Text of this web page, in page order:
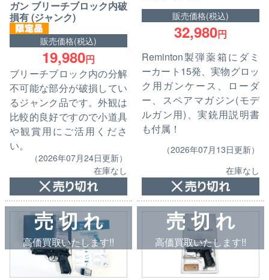
ガン ブリーチブロック内破
損有 (ジャンク)
販売価格(税込)
19,980円
ブリーチブロック内の分解
不可能な部分が破損してい
るジャンク品です。外観は
比較的良好ですので小道具
や観賞用にご活用くださ
い。
（2026年07月24日更新）
在庫なし
販売価格(税込)
32,980円
Reminton製弾薬箱にダミ
ーカート15発、実物グロッ
ク用ガンケース、ローダ
ー、スペアマガジン(モデ
ルガン用)、実銃用説明書
も付属！
（2026年07月13日更新）
在庫なし
売 切 れ
高価買取いたします!!
売 切 れ
高価買取いたします!!